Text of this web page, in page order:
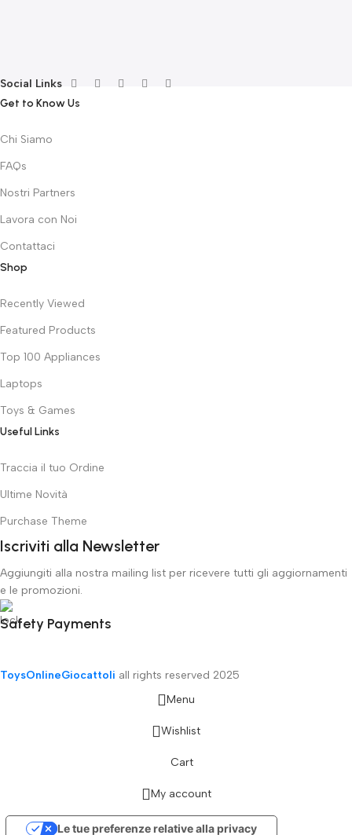
Social Links
Get to Know Us
Chi Siamo
FAQs
Nostri Partners
Lavora con Noi
Contattaci
Shop
Recently Viewed
Featured Products
Top 100 Appliances
Laptops
Toys & Games
Useful Links
Traccia il tuo Ordine
Ultime Novità
Purchase Theme
Iscriviti alla Newsletter
Aggiungiti alla nostra mailing list per ricevere tutti gli aggiornamenti
e le promozioni.
Safety Payments
ToysOnlineGiocattoli all rights reserved 2025
Menu
Wishlist
Cart
My account
Le tue preferenze relative alla privacy